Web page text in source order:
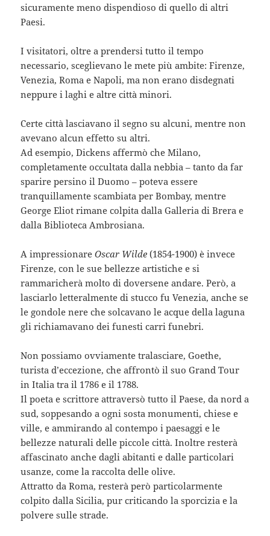
sicuramente meno dispendioso di quello di altri
Paesi.
I visitatori, oltre a prendersi tutto il tempo
necessario, sceglievano le mete più ambite: Firenze,
Venezia, Roma e Napoli, ma non erano disdegnati
neppure i laghi e altre città minori.
Certe città lasciavano il segno su alcuni, mentre non
avevano alcun effetto su altri.
Ad esempio, Dickens affermò che Milano,
completamente occultata dalla nebbia – tanto da far
sparire persino il Duomo – poteva essere
tranquillamente scambiata per Bombay, mentre
George Eliot rimane colpita dalla Galleria di Brera e
dalla Biblioteca Ambrosiana.
A impressionareOscar Wilde (1854-1900) è invece
Firenze, con le sue bellezze artistiche e si
rammaricherà molto di doversene andare. Però, a
lasciarlo letteralmente di stucco fu Venezia, anche se
le gondole nere che solcavano le acque della laguna
gli richiamavano dei funesti carri funebri.
Non possiamo ovviamente tralasciare, Goethe,
turista d’eccezione, che affrontò il suo Grand Tour
in Italia tra il 1786 e il 1788.
Il poeta e scrittore attraversò tutto il Paese, da nord a
sud, soppesando a ogni sosta monumenti, chiese e
ville, e ammirando al contempo i paesaggi e le
bellezze naturali delle piccole città. Inoltre resterà
affascinato anche dagli abitanti e dalle particolari
usanze, come la raccolta delle olive.
Attratto da Roma, resterà però particolarmente
colpito dalla Sicilia, pur criticando la sporcizia e la
polvere sulle strade.